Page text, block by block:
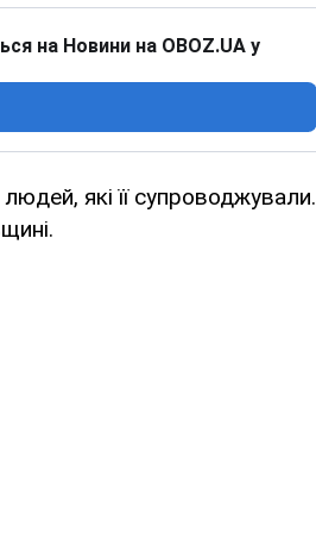
на Новини на OBOZ.UA у
які її супроводжували.